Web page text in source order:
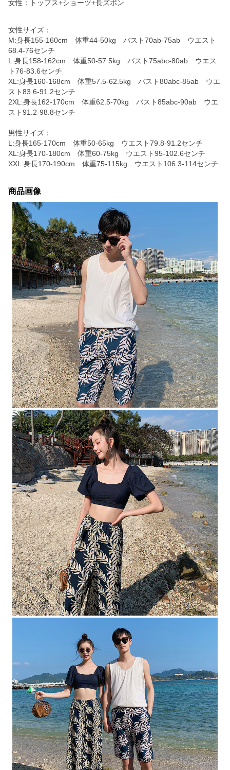
女性：トップス+ショーツ+長ズボン
女性サイズ：
M:身長155-160cm 体重44-50kg バスト70ab-75ab ウエスト
68.4-76センチ
L:身長158-162cm 体重50-57.5kg バスト75abc-80ab ウエス
ト76-83.6センチ
XL:身長160-168cm 体重57.5-62.5kg バスト80abc-85ab ウエ
スト83.6-91.2センチ
2XL:身長162-170cm 体重62.5-70kg バスト85abc-90ab ウエ
スト91.2-98.8センチ
男性サイズ：
L:身長165-170cm 体重50-65kg ウエスト79.8-91.2センチ
XL:身長170-180cm 体重60-75kg ウエスト95-102.6センチ
XXL:身長170-190cm 体重75-115kg ウエスト106.3-114センチ
商品画像